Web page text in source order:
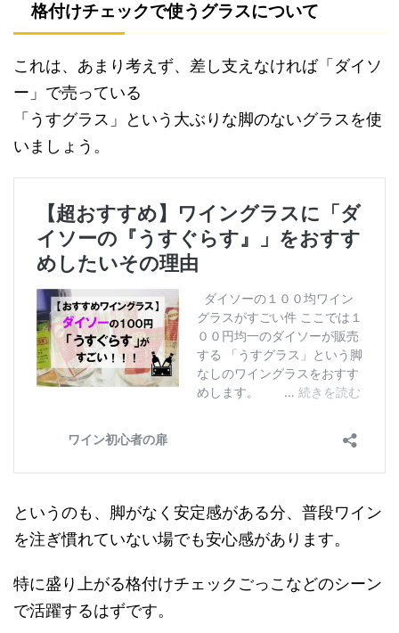
格付けチェックで使うグラスについて
これは、あまり考えず、差し支えなければ「ダイソ
ー」で売っている
「うすグラス」という大ぶりな脚のないグラスを使
いましょう。
というのも、脚がなく安定感がある分、普段ワイン
を注ぎ慣れていない場でも安心感があります。
特に盛り上がる格付けチェックごっこなどのシーン
で活躍するはずです。